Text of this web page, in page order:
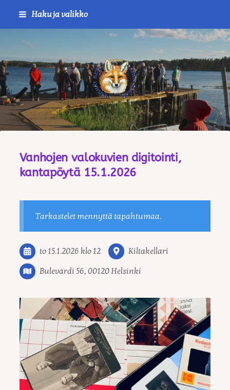
Siirry Haku ja valikko
Journalistiliitto / RTTL/
Vanhojen valokuvien digitointi,
kantapöytä 15.1.2026
Tarkastelet mennyttä tapahtumaa.
to 15.1.2026 klo 12 Kiltakellari
Bulevardi 56, 00120 Helsinki